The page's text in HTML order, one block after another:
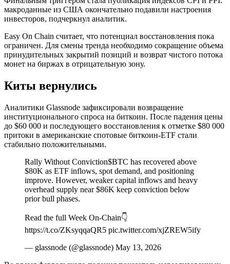
макроданные из США окончательно подавили настроения
инвесторов, подчеркнул аналитик.
Easy On Chain считает, что потенциал восстановления пока
ограничен. Для смены тренда необходимо сокращение объема
принудительных закрытий позиций и возврат чистого потока
монет на биржах в отрицательную зону.
Киты вернулись
Аналитики Glassnode зафиксировали возвращение
институционального спроса на биткоин. После падения цены
до $60 000 и последующего восстановления к отметке $80 000
притоки в американские спотовые биткоин-ETF стали
стабильно положительными.
Rally Without Conviction$BTC has recovered above
$80K as ETF inflows, spot demand, and positioning
improve. However, weaker capital inflows and heavy
overhead supply near $86K keep conviction below
prior bull phases.
Read the full Week On-Chain👇
https://t.co/ZKsyqqaQR5 pic.twitter.com/xjZREW5ify
— glassnode (@glassnode) May 13, 2026